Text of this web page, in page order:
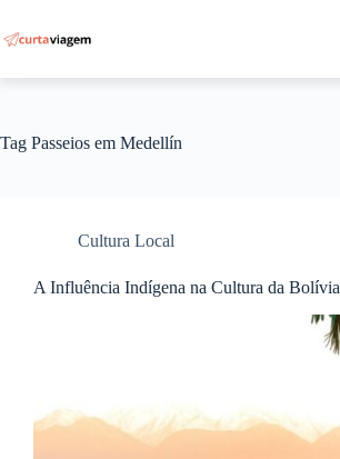
para
o
Tag Passeios em Medellín
Cultura Local
A Influência Indígena na Cultura da Bolívia